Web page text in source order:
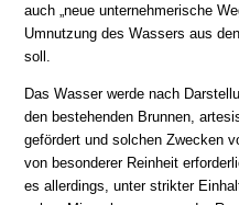
auch „neue un­ter­neh­me­ri­sche
Um­nut­zung des Wassers aus
soll.
Das Wasser werde nach
den be­ste­hen­den Brun­nen,
ge­för­dert und sol­chen Zwe­cken
von be­son­de­rer Rein­heit
es al­ler­dings, un­ter strik­ter